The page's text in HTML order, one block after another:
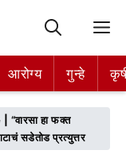
आरोग्य गुन्हे
आरोग्य गुन्हे
हा फक्त
सडेतोड प्रत्युत्तर